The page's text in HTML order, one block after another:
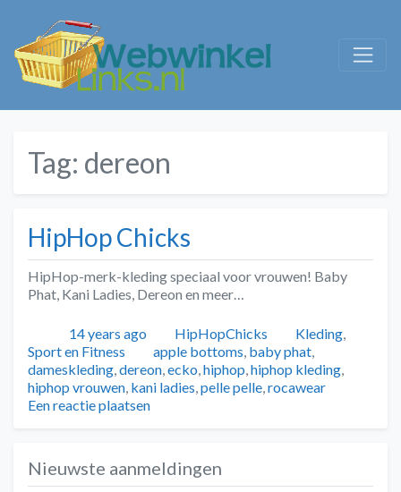
Tag: dereon
HipHop Chicks
HipHop-merk-kleding speciaal voor vrouwen! Baby
Phat, Kani Ladies, Dereon en meer…
Geplaatst
14 years ago Auteur
HipHopChicks Categorieën
Kleding
Sport en Fitness
Tags
apple bottoms baby phat
dameskleding dereon ecko hiphop hiphop kleding
hiphop vrouwen kani ladies pelle pelle rocawear
Een reactie plaatsen
Nieuwste aanmeldingen